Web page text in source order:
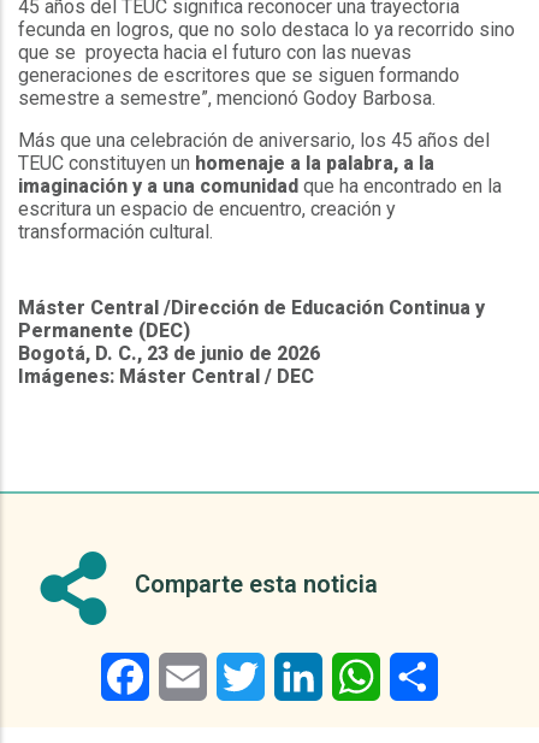
45 años del TEUC significa reconocer una trayectoria
fecunda en logros, que no solo destaca lo ya recorrido sino
que se proyecta hacia el futuro con las nuevas
generaciones de escritores que se siguen formando
semestre a semestre”, mencionó Godoy Barbosa.
Más que una celebración de aniversario, los 45 años del
TEUC constituyen un homenaje a la palabra, a la
imaginación y a una comunidad que ha encontrado en la
escritura un espacio de encuentro, creación y
transformación cultural.
Máster Central /Dirección de Educación Continua y
Permanente (DEC)
Bogotá, D. C., 23 de junio de 2026
Imágenes: Máster Central / DEC
Comparte esta noticia
FacebookEmail Twitter LinkedIn WhatsApp